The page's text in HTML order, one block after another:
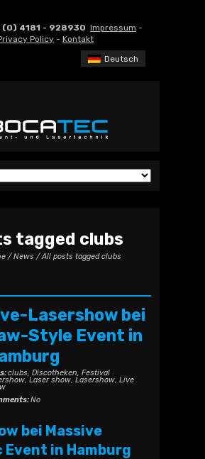
4181 - 928930 Impressum -
Policy - Kontakt
Deutsch
tagged clubs
/News / All posts tagged clubs
Lasershow bei
Style Event in
clubs, Discotheken, Festival
, Laser show, Lasershow, Live
No
bei Massive
Event in Hamburg